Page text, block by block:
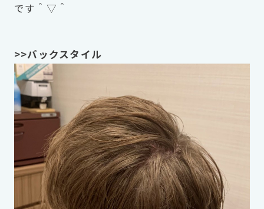
です＾▽＾
>>バックスタイル